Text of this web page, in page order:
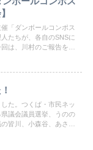
「ダンボールコンポス
たちが、各自のSNSに
は、川村のご報告を掲
た。つくば・市民ネッ
議会議員選挙、うのの
皆川、小森谷、あさ